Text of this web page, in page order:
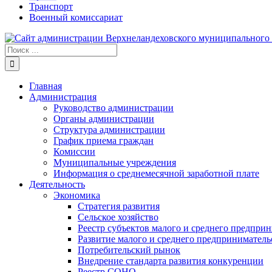
Транспорт
Военный комиссариат
Результат
поиска:
Главная
Администрация
Руководство администрации
Органы администрации
Структура администрации
График приема граждан
Комиссии
Муниципальные учреждения
Информация о среднемесячной заработной плате
Деятельность
Экономика
Стратегия развития
Сельское хозяйство
Реестр субъектов малого и среднего
Развитие малого и среднего
Потребительский рынок
Внедрение стандарта развития конкуренции